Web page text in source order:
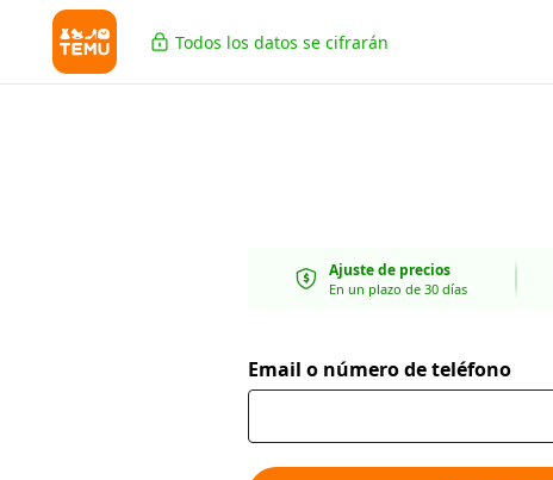
Todos los datos se cifrarán
Ajuste de precios
En un plazo de 30 días
Email o número de teléfono